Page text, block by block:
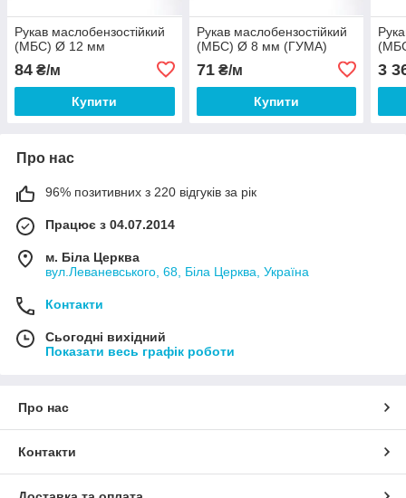
Рукав маслобензостійкий
(МБС) Ø 12 мм
84 ₴/м
Купити
Рукав маслобензостійкий
(МБС) Ø 8 мм (ГУМА)
71₴/м
Купити
3
Про нас
96% позитивних з 220 відгуків за рік
Працює з 04.07.2014
м. Біла Церква
вул.Леваневського, 68, Біла Церква, Україна
Контакти
Сьогодні вихідний
Показати весь графік роботи
Про нас
Контакти